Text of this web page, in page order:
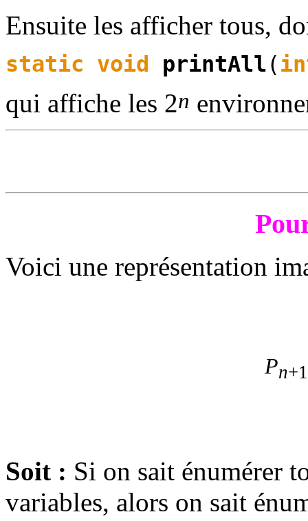
Ensuite les afficher tous,
static void printAll(
qui affiche les 2n
Voici une représentation
Pn+1
Soit : Si on sait énumérer
variables, alors on sait